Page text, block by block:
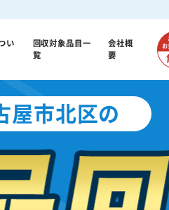
い
回収対象品目一
覧
会社概
要
屋市北区の